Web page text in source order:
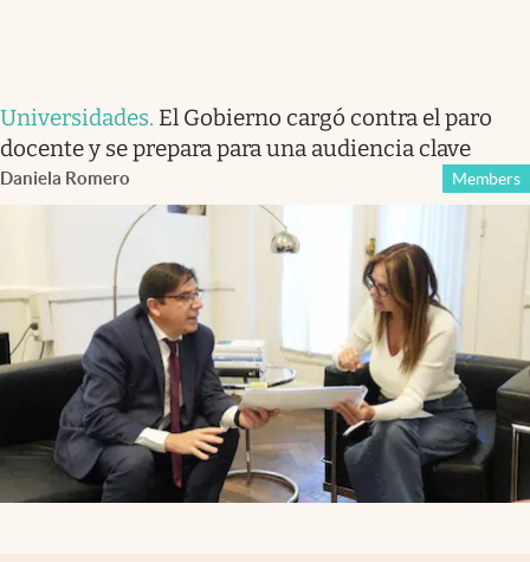
Universidades. El Gobierno cargó contra el paro
docente y se prepara para una audiencia clave
Daniela Romero Members